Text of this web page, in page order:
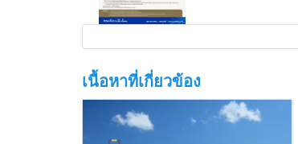
เนื้อหาที่เกี่ยวข้อง